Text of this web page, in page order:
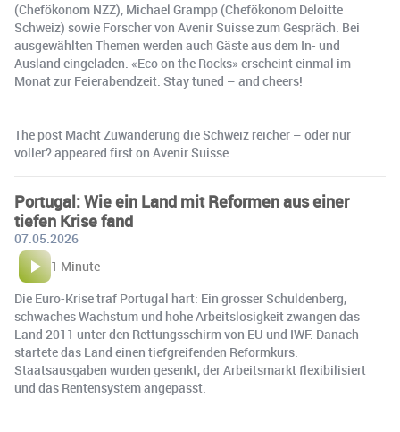
(Chefökonom NZZ), Michael Grampp (Chefökonom Deloitte
Schweiz) sowie Forscher von Avenir Suisse zum Gespräch. Bei
ausgewählten Themen werden auch Gäste aus dem In- und
Ausland eingeladen. «Eco on the Rocks» erscheint einmal im
Monat zur Feierabendzeit. Stay tuned – and cheers!
The post Macht Zuwanderung die Schweiz reicher – oder nur
voller? appeared first on Avenir Suisse.
Portugal: Wie ein Land mit Reformen aus einer
tiefen Krise fand
07.05.2026
1 Minute
Die Euro-Krise traf Portugal hart: Ein grosser Schuldenberg,
schwaches Wachstum und hohe Arbeitslosigkeit zwangen das
Land 2011 unter den Rettungsschirm von EU und IWF. Danach
startete das Land einen tiefgreifenden Reformkurs.
Staatsausgaben wurden gesenkt, der Arbeitsmarkt flexibilisiert
und das Rentensystem angepasst.